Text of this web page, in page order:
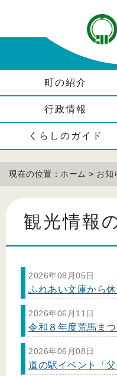
町の紹介
行政情報
くらしのガイド
現在の位置： ホーム > お知
観光情報
2026年08月05日
ふれあい文庫から
2026年06月11日
令和８年度荒馬ま
2026年06月08日
道の駅イベント「父